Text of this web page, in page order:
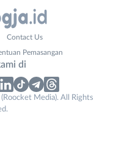
Contact Us
Pemasangan
di
Media). All Rights